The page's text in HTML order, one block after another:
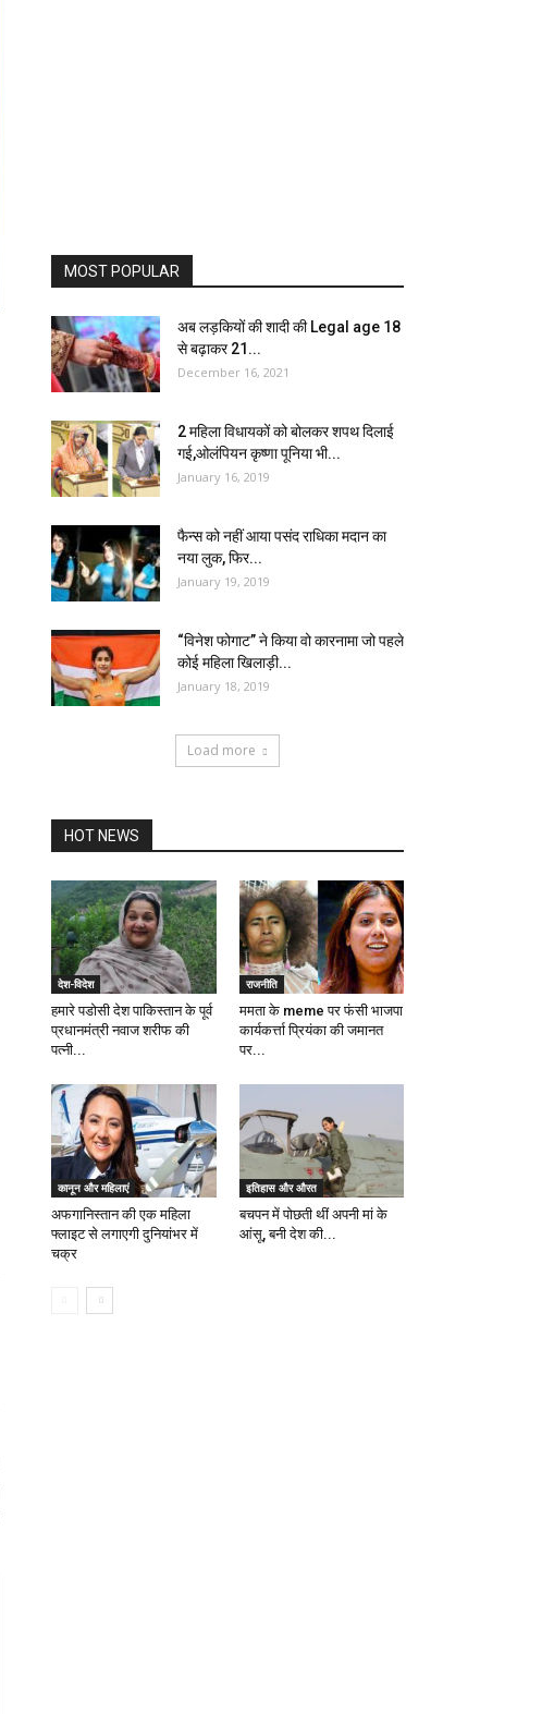
MOST POPULAR
अब लड़कियों की शादी की Legal age 18
से बढ़ाकर 21...
December 16, 2021
2 महिला विधायकों को बोलकर शपथ दिलाई
गई,ओलंपियन कृष्णा पूनिया भी...
January 16, 2019
फैन्स को नहीं आया पसंद राधिका मदान का
नया लुक, फिर...
January 19, 2019
“विनेश फोगाट” ने किया वो कारनामा जो पहले
कोई महिला खिलाड़ी...
January 18, 2019
Load more
HOT NEWS
देश-विदेश
हमारे पडोसी देश पाकिस्तान के पूर्व
प्रधानमंत्री नवाज शरीफ की
पत्नी...
राजनीति
ममता के meme पर फंसी भाजपा
कार्यकर्त्ता प्रियंका की जमानत
पर...
कानून और महिलाएं
अफगानिस्तान की एक महिला
फ्लाइट से लगाएगी दुनियांभर में
चक्र
इतिहास और औरत
बचपन में पोछती थीं अपनी मां के
आंसू, बनी देश की...